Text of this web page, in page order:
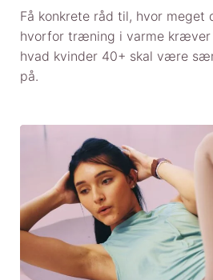
Få konkrete råd til, hvor meget
hvorfor træning i varme
hvad kvinder 40+ skal være
på.